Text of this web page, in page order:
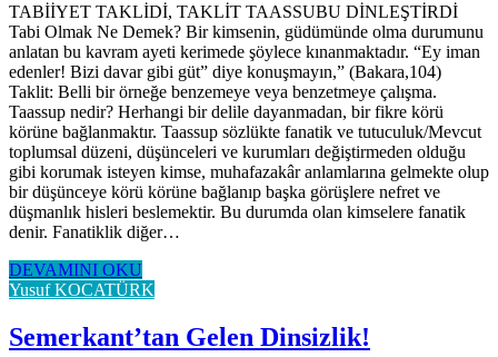
TABİİYET TAKLİDİ, TAKLİT TAASSUBU DİNLEŞTİRDİ
Tabi Olmak Ne Demek? Bir kimsenin, güdümünde olma durumunu
anlatan bu kavram ayeti kerimede şöylece kınanmaktadır. “Ey iman
edenler! Bizi davar gibi güt” diye konuşmayın,” (Bakara,104)
Taklit: Belli bir örneğe benzemeye veya benzetmeye çalışma.
Taassup nedir? Herhangi bir delile dayanmadan, bir fikre körü
körüne bağlanmaktır. Taassup sözlükte fanatik ve tutuculuk/Mevcut
toplumsal düzeni, düşünceleri ve kurumları değiştirmeden olduğu
gibi korumak isteyen kimse, muhafazakâr anlamlarına gelmekte olup
bir düşünceye körü körüne bağlanıp başka görüşlere nefret ve
düşmanlık hisleri beslemektir. Bu durumda olan kimselere fanatik
denir. Fanatiklik diğer…
DEVAMINI OKU
Yusuf KOCATÜRK
Semerkant’tan Gelen Dinsizlik!